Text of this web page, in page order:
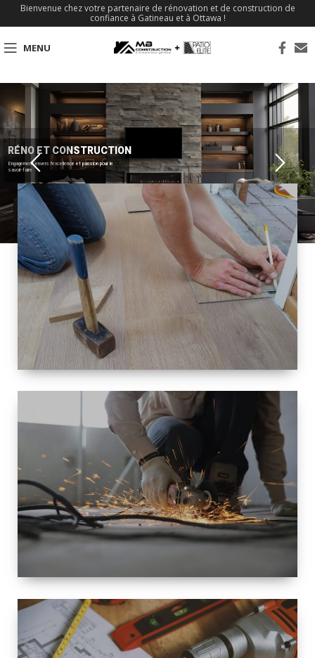
Bienvenue chez votre partenaire de rénovation et de construction de
confiance à Gatineau et à Ottawa !
MENU
Engagement envers l'excellence et passion pour le
savoir-faire
RÉNO ET CONSTRUCTION
TAILLE
PETITE À
GRANDE
RÉNOVATION
ESPACE
RÉNOVATION
INTÉRIEURE ET